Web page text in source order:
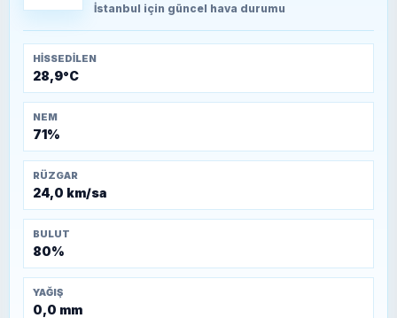
Kütahya-Eskişehir Muharebeleri (10-24
İstanbul için güncel hava durumu
HISSEDILEN
28,9°C
NEM
71%
RÜZGAR
24,0 km/sa
BULUT
80%
YAĞIŞ
0,0 mm